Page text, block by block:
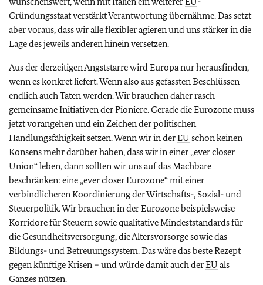
Gründungsstaat verstärkt Verantwortung übernähme. Das setzt
aber voraus, dass wir alle flexibler agieren und uns stärker in die
Lage des jeweils anderen hinein versetzen.
Aus der derzeitigen Angststarre wird Europa nur herausfinden,
wenn es konkret liefert. Wenn also aus gefassten Beschlüssen
endlich auch Taten werden. Wir brauchen daher rasch
gemeinsame Initiativen der Pioniere. Gerade die Eurozone muss
jetzt vorangehen und ein Zeichen der politischen
Handlungsfähigkeit setzen. Wenn wir in derEU schon keinen
Konsens mehr darüber haben, dass wir in einer „ever closer
Union“ leben, dann sollten wir uns auf das Machbare
beschränken: eine „ever closer Eurozone“ mit einer
verbindlicheren Koordinierung der Wirtschafts-, Sozial- und
Steuerpolitik. Wir brauchen in der Eurozone beispielsweise
Korridore für Steuern sowie qualitative Mindeststandards für
die Gesundheitsversorgung, die Altersvorsorge sowie das
Bildungs- und Betreuungssystem. Das wäre das beste Rezept
gegen künftige Krisen – und würde damit auch derEU als
Ganzes nützen.